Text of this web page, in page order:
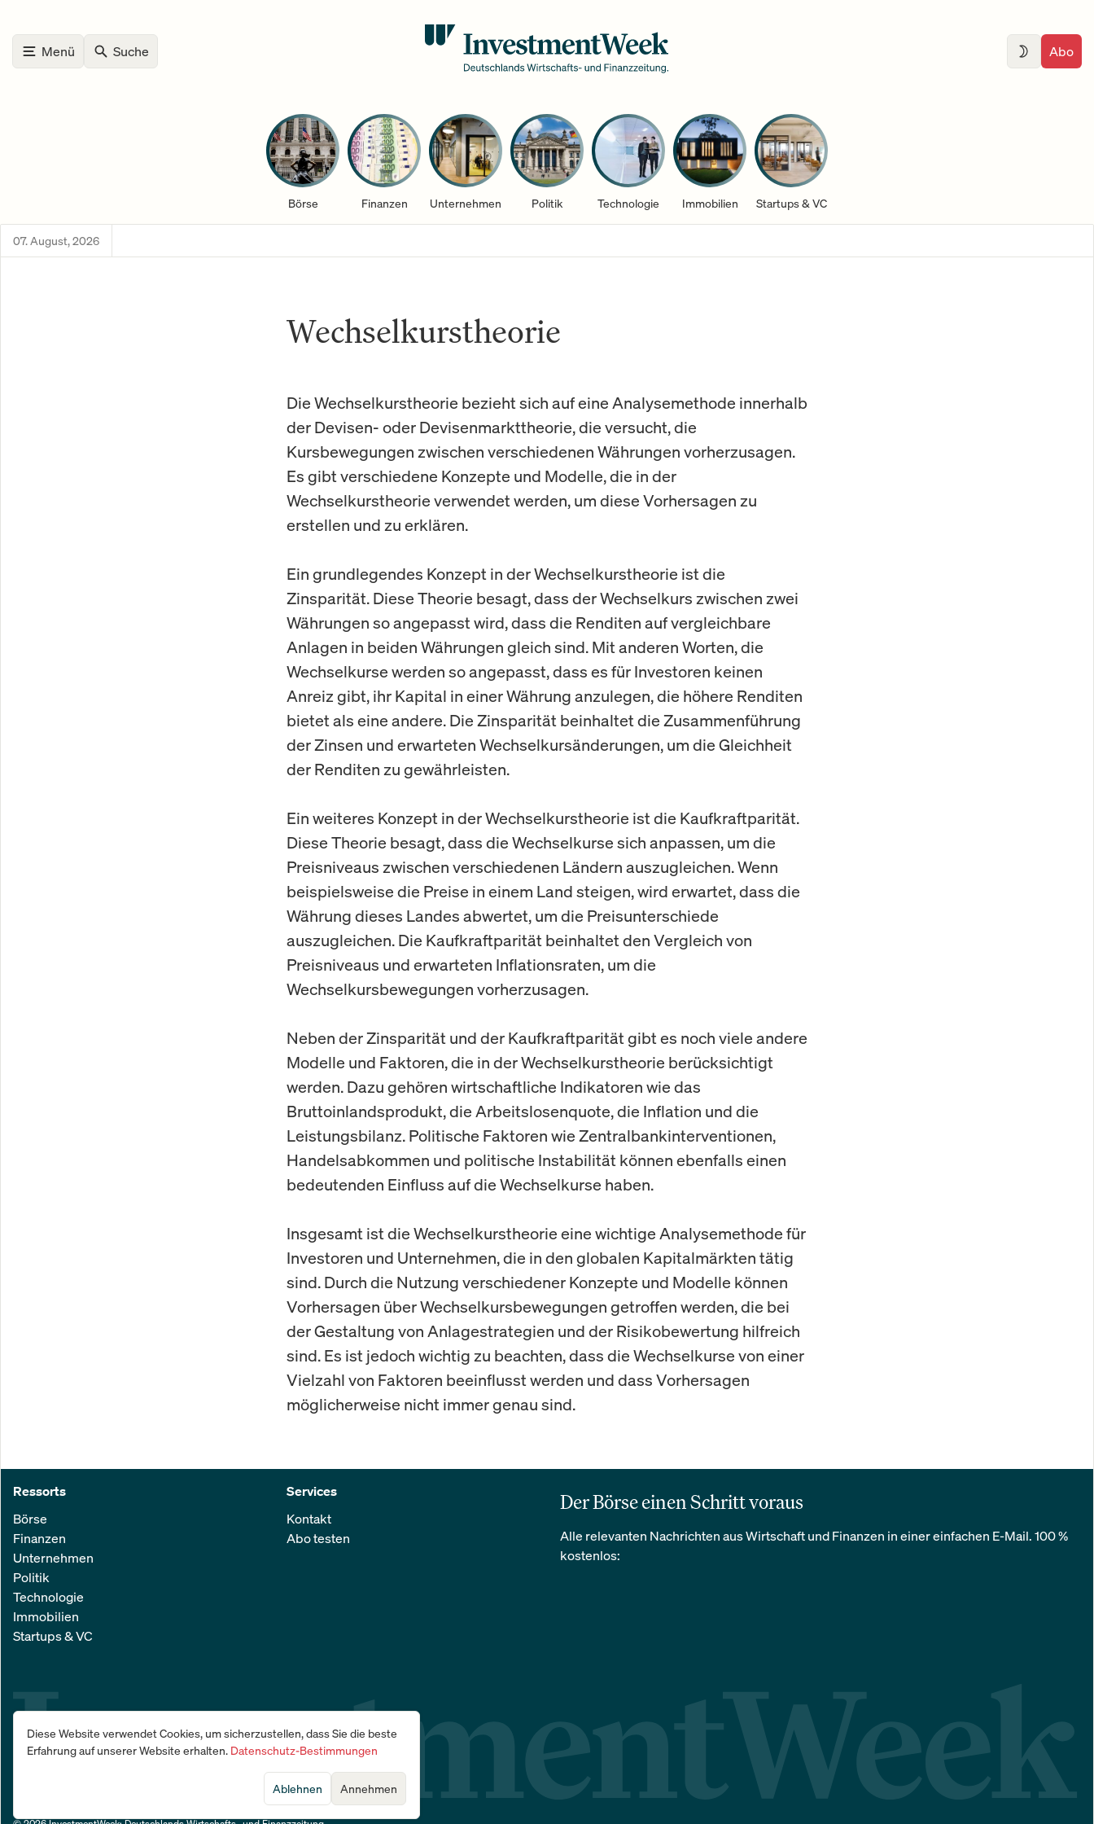
Menü Suche Abo
Börse Finanzen Unternehmen Politik Technologie Immobilien Startups & VC
07. August, 2026
Wechselkurstheorie
Die Wechselkurstheorie bezieht sich auf eine Analysemethode innerhalb
der Devisen- oder Devisenmarkttheorie, die versucht, die
Kursbewegungen zwischen verschiedenen Währungen vorherzusagen.
Es gibt verschiedene Konzepte und Modelle, die in der
Wechselkurstheorie verwendet werden, um diese Vorhersagen zu
erstellen und zu erklären.
Ein grundlegendes Konzept in der Wechselkurstheorie ist die
Zinsparität. Diese Theorie besagt, dass der Wechselkurs zwischen zwei
Währungen so angepasst wird, dass die Renditen auf vergleichbare
Anlagen in beiden Währungen gleich sind. Mit anderen Worten, die
Wechselkurse werden so angepasst, dass es für Investoren keinen
Anreiz gibt, ihr Kapital in einer Währung anzulegen, die höhere Renditen
bietet als eine andere. Die Zinsparität beinhaltet die Zusammenführung
der Zinsen und erwarteten Wechselkursänderungen, um die Gleichheit
der Renditen zu gewährleisten.
Ein weiteres Konzept in der Wechselkurstheorie ist die Kaufkraftparität.
Diese Theorie besagt, dass die Wechselkurse sich anpassen, um die
Preisniveaus zwischen verschiedenen Ländern auszugleichen. Wenn
beispielsweise die Preise in einem Land steigen, wird erwartet, dass die
Währung dieses Landes abwertet, um die Preisunterschiede
auszugleichen. Die Kaufkraftparität beinhaltet den Vergleich von
Preisniveaus und erwarteten Inflationsraten, um die
Wechselkursbewegungen vorherzusagen.
Neben der Zinsparität und der Kaufkraftparität gibt es noch viele andere
Modelle und Faktoren, die in der Wechselkurstheorie berücksichtigt
werden. Dazu gehören wirtschaftliche Indikatoren wie das
Bruttoinlandsprodukt, die Arbeitslosenquote, die Inflation und die
Leistungsbilanz. Politische Faktoren wie Zentralbankinterventionen,
Handelsabkommen und politische Instabilität können ebenfalls einen
bedeutenden Einfluss auf die Wechselkurse haben.
Insgesamt ist die Wechselkurstheorie eine wichtige Analysemethode für
Investoren und Unternehmen, die in den globalen Kapitalmärkten tätig
sind. Durch die Nutzung verschiedener Konzepte und Modelle können
Vorhersagen über Wechselkursbewegungen getroffen werden, die bei
der Gestaltung von Anlagestrategien und der Risikobewertung hilfreich
sind. Es ist jedoch wichtig zu beachten, dass die Wechselkurse von einer
Vielzahl von Faktoren beeinflusst werden und dass Vorhersagen
möglicherweise nicht immer genau sind.
Ressorts
Börse
Finanzen
Unternehmen
Politik
Technologie
Immobilien
Startups & VC
Services
Kontakt
Abo testen
Der Börse einen Schritt voraus
Alle relevanten Nachrichten aus Wirtschaft und Finanzen in einer einfachen E-Mail. 100 %
kostenlos:
Diese Website verwendet Cookies, um sicherzustellen, dass Sie die beste
Erfahrung auf unserer Website erhalten. Datenschutz-Bestimmungen
Annehmen
Ablehnen